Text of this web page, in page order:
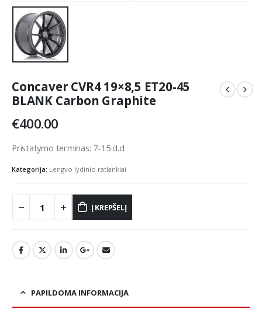
Concaver CVR4 19×8,5 ET20-45
BLANK Carbon Graphite
€400.00
Pristatymo terminas: 7-15 d.d
Kategorija: Lengvo lydinio ratlankiai
Į KREPŠELĮ
PAPILDOMA INFORMACIJA